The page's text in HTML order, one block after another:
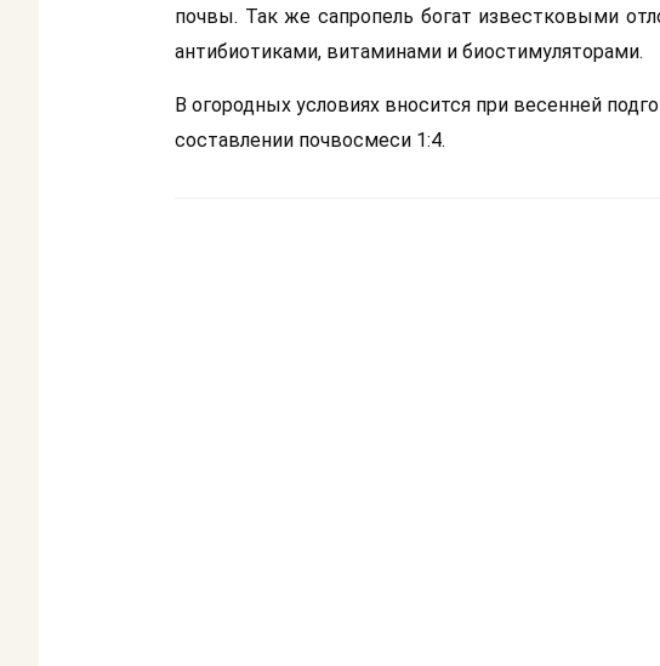
почвы. Так же сапропель богат известковыми
антибиотиками, витаминами и биостимуляторами.
В огородных условиях вносится при весенней
составлении почвосмеси 1:4.